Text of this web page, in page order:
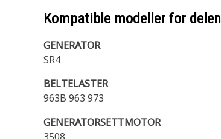
Kompatible modeller for
GENERATOR
SR4
BELTELASTER
963B 963 973
GENERATORSETTMOTOR